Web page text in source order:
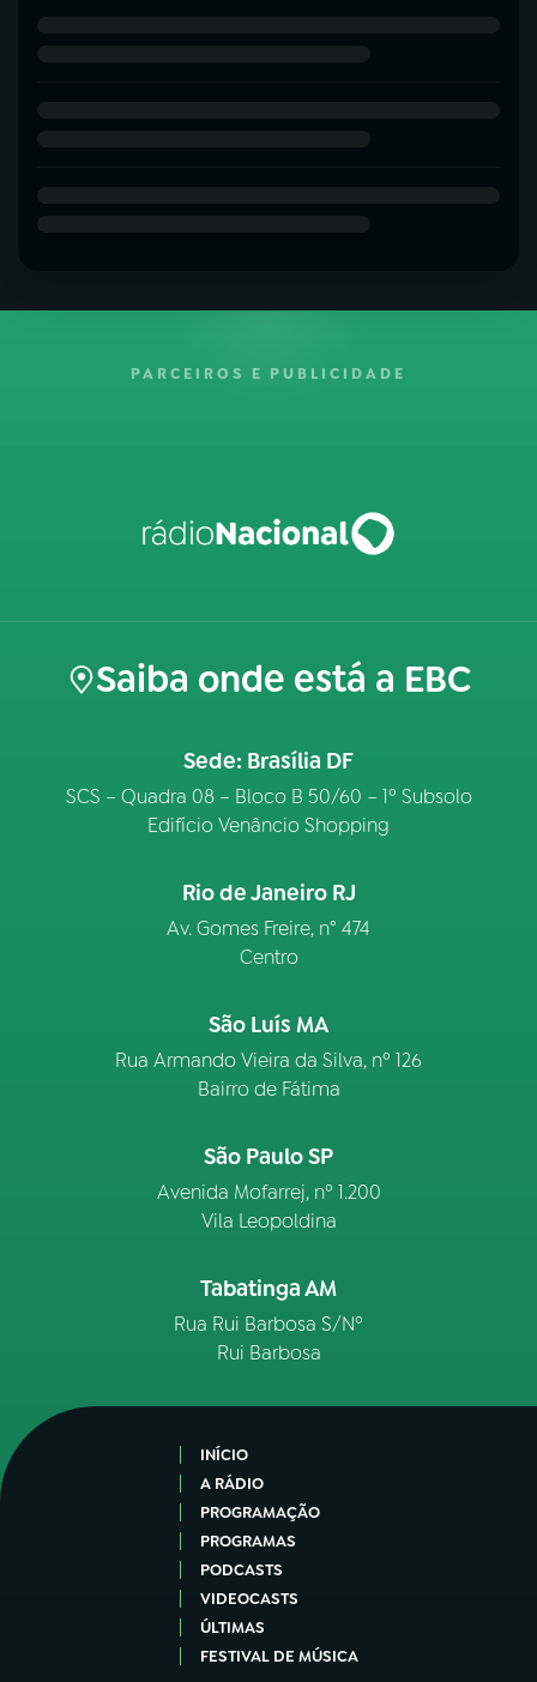
PARCEIROS E PUBLICIDADE
Saiba onde está a EBC
Sede: Brasília DF
SCS – Quadra 08 – Bloco B 50/60 – 1º Subsolo
Edifício Venâncio Shopping
Rio de Janeiro RJ
Av. Gomes Freire, n° 474
Centro
São Luís MA
Rua Armando Vieira da Silva, nº 126
Bairro de Fátima
São Paulo SP
Avenida Mofarrej, nº 1.200
Vila Leopoldina
Tabatinga AM
Rua Rui Barbosa S/Nº
Rui Barbosa
INÍCIO
A RÁDIO
PROGRAMAÇÃO
PROGRAMAS
PODCASTS
VIDEOCASTS
ÚLTIMAS
FESTIVAL DE MÚSICA